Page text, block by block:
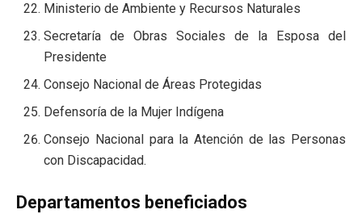
Ministerio de Ambiente y Recursos Naturales
Secretaría de Obras Sociales de la Esposa del
Presidente
Consejo Nacional de Áreas Protegidas
Defensoría de la Mujer Indígena
Consejo Nacional para la Atención de las Personas
con Discapacidad.
Departamentos beneficiados